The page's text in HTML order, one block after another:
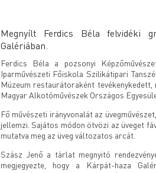
Megnyílt Ferdics Béla felvidéki
Galériában.
Ferdics Béla a pozsonyi
Iparművészeti Főiskola Szilikátipari
Múzeum restaurátoraként
Magyar Alkotóművészek Országos
Fő művészeti irányvonalát az
jellemzi. Sajátos módon ötvözi az üveget
mutatva meg az üveg változatos arcát.
Szász Jenő a tárlat megnyitó
megjegyezte, hogy a Kárpát-haza